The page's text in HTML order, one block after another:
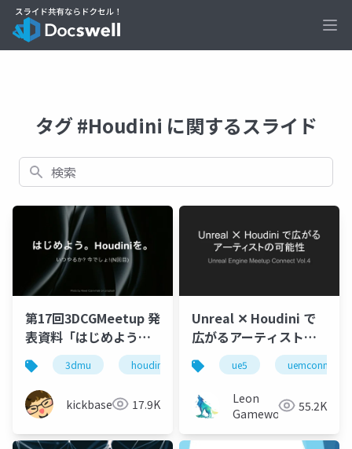
タグ #Houdini に関するスライド
検索
第17回3DCGMeetup 発
表資料「はじめよう。
Houdiniを。」
3dmu houdini book
kickbase 17.9K
Unreal ✕ Houdini で
広がるアーティストの
可能性ue5 uemconnect
Leon
Gameworks 55.2K